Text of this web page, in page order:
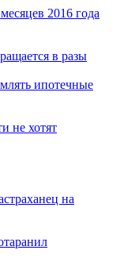
2016 года
в разы
ипотечные
не хотят
на